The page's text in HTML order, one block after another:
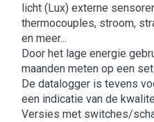
licht (Lux) externe
thermocouples, stroom,
en meer...
Door het lage energie
maanden meten op een
De datalogger is tevens
een indicatie van de
Versies met switches/